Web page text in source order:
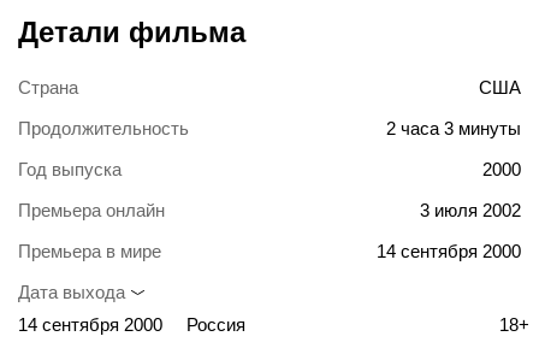
Детали фильма
Страна
США
Продолжительность
2 часа 3 минуты
Год выпуска
2000
Премьера онлайн
3 июля 2002
Премьера в мире
14 сентября 2000
Дата выхода
14 сентября 2000
Россия
18+